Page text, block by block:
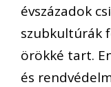
évszázadok
szubkultúrák
örökké tart.
és